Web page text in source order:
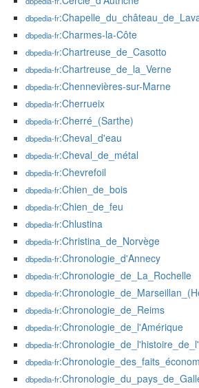
dbpedia-fr
dbpedia-fr:Charmes-la-Côte
dbpedia-fr:Chartreuse_de_Casotto
dbpedia-fr:Chartreuse_de_la_Verne
dbpedia-fr:Chennevières-sur-Marne
dbpedia-fr:Cherrueix
dbpedia-fr:Cherré_(Sarthe)
dbpedia-fr:Cheval_d'eau
dbpedia-fr:Cheval_de_métal
dbpedia-fr:Chevrefoil
dbpedia-fr:Chien_de_bois
dbpedia-fr:Chien_de_feu
dbpedia-fr:Chlustina
dbpedia-fr:Christina_de_Norvège
dbpedia-fr:Chronologie_d'Annecy
dbpedia-fr:Chronologie_de_La_Rochelle
dbpedia-fr
dbpedia-fr:Chronologie_de_Reims
dbpedia-fr:Chronologie_de_l'Amérique
dbpedia-fr
dbpedia-fr
dbpedia-fr